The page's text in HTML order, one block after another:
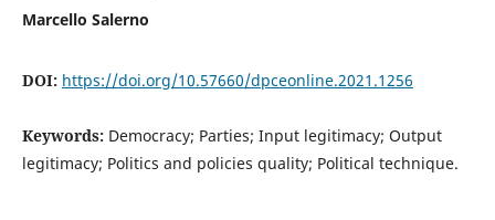
Marcello Salerno
DOI: https://doi.org/10.57660/dpceonline.2021.1256
Keywords: Democracy; Parties; Input legitimacy; Output
legitimacy; Politics and policies quality; Political technique.